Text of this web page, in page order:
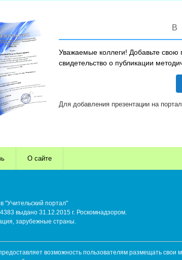
В
Уважаемые коллеги! Добавьте свою
свидетельство о публикации
Для добавления презентации на
О сайте
"Учительский портал"
выдано 31.12.2015 г. Роскомнадзором.
зарубежные страны.
возможность пользователям размещать свои